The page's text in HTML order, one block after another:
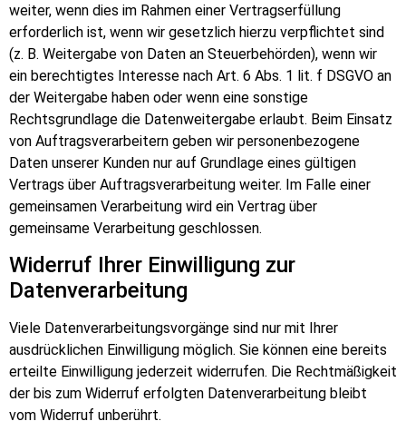
weiter, wenn dies im Rahmen einer Vertragserfüllung
erforderlich ist, wenn wir gesetzlich hierzu verpflichtet sind
(z. B. Weitergabe von Daten an Steuerbehörden), wenn wir
ein berechtigtes Interesse nach Art. 6 Abs. 1 lit. f DSGVO an
der Weitergabe haben oder wenn eine sonstige
Rechtsgrundlage die Datenweitergabe erlaubt. Beim Einsatz
von Auftragsverarbeitern geben wir personenbezogene
Daten unserer Kunden nur auf Grundlage eines gültigen
Vertrags über Auftragsverarbeitung weiter. Im Falle einer
gemeinsamen Verarbeitung wird ein Vertrag über
gemeinsame Verarbeitung geschlossen.
Widerruf Ihrer Einwilligung zur
Datenverarbeitung
Viele Datenverarbeitungsvorgänge sind nur mit Ihrer
ausdrücklichen Einwilligung möglich. Sie können eine bereits
erteilte Einwilligung jederzeit widerrufen. Die Rechtmäßigkeit
der bis zum Widerruf erfolgten Datenverarbeitung bleibt
vom Widerruf unberührt.